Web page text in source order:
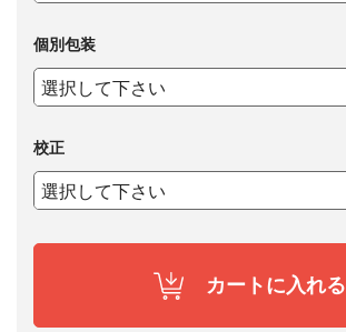
個別包装
校正
カートに入れる